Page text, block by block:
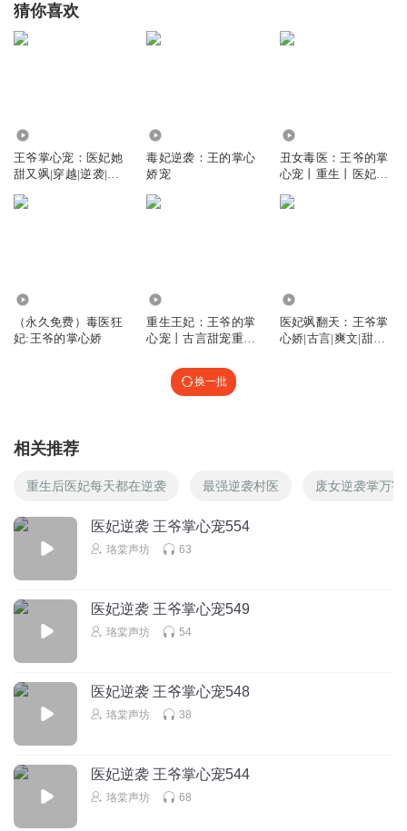
猜你喜欢
王爷掌心宠：医妃她
甜又飒|穿越|逆袭|甜
毒妃逆袭：王的掌心
娇宠
丑女毒医：王爷的掌
心宠丨重生丨医妃丨
（永久免费）毒医狂
妃:王爷的掌心娇
重生王妃：王爷的掌
心宠丨古言甜宠重生
医妃飒翻天：王爷掌
心娇|古言|爽文|甜宠|
换一批
相关推荐
重生后医妃每天都在逆袭 最强逆袭村医 废女逆袭掌万宇
医妃逆袭 王爷掌心宠554
珞棠声坊 63
医妃逆袭 王爷掌心宠549
珞棠声坊 54
医妃逆袭 王爷掌心宠548
珞棠声坊 38
医妃逆袭 王爷掌心宠544
珞棠声坊 68